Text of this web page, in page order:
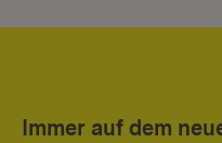
Immer auf dem